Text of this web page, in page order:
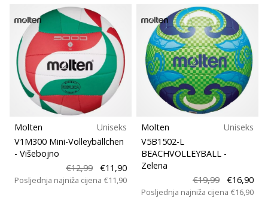
Molten
Uniseks
V1M300 Mini-Volleybällchen
- Višebojno
€12,99
€11,90
Posljednja najniža cijena €11,90
Molten
Uniseks
V5B1502-L
BEACHVOLLEYBALL -
Zelena
€19,99
€16,90
Posljednja najniža cijena €16,90